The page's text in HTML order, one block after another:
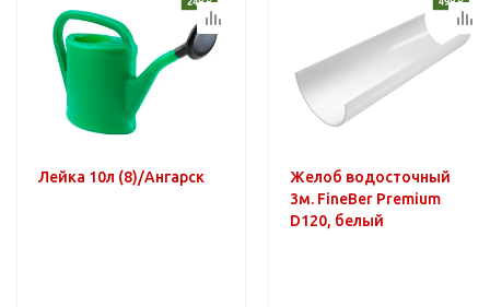
Лейка 10л (8)/Ангарск
Желоб водосточный
3м. FineBer Premium
D120, белый